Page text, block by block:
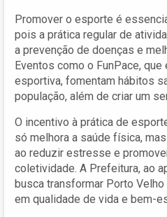
Promover o esporte é
pois a prática regular de
a prevenção de doenças e
Eventos como o FunPace,
esportiva, fomentam hábitos
população, além de criar um
O incentivo à prática de
só melhora a saúde física,
ao reduzir estresse e
coletividade. A Prefeitura, ao
busca transformar Porto
em qualidade de vida e bem-